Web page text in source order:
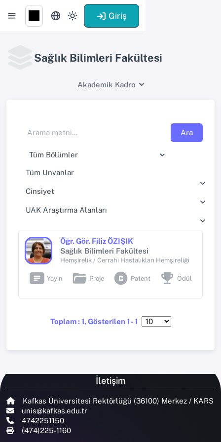
Giriş
Sağlık Bilimleri Fakültesi
Akademik Kadro
Ara
Tüm Unvanlar
Cinsiyet
UAK Araştırma Alanları
Öğr. Gör. Filiz ÖZIŞIK
Sağlık Bilimleri Fakültesi
Hemşirelik / Cerrahi Hastalıkları Hemşireliği
Yayın Proje Patent Ödül
Toplam : 1, Gösterilen 1 - 1
İletişim
Kafkas Üniversitesi Rektörlüğü (36100) Merkez / KARS
unis@kafkas.edu.tr
4742251150
(474)225-1160